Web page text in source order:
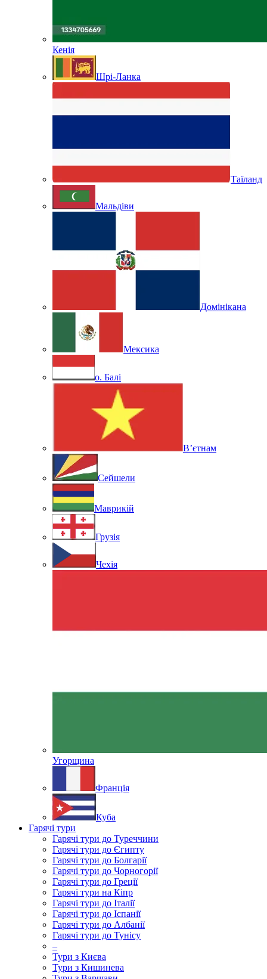
Кенія
Шрі-Ланка
Таїланд
Мальдіви
Домінікана
Мексика
о. Балі
В’єтнам
Сейшели
Маврикій
Грузія
Чехія
Угорщина
Франція
Куба
Гарячі тури
Гарячі тури до Туреччини
Гарячі тури до Єгипту
Гарячі тури до Болгарії
Гарячі тури до Чорногорії
Гарячі тури до Греції
Гарячі тури на Кіпр
Гарячі тури до Італії
Гарячі тури до Іспанії
Гарячі тури до Албанії
Гарячі тури до Тунісу
–
Тури з Києва
Тури з Кишинева